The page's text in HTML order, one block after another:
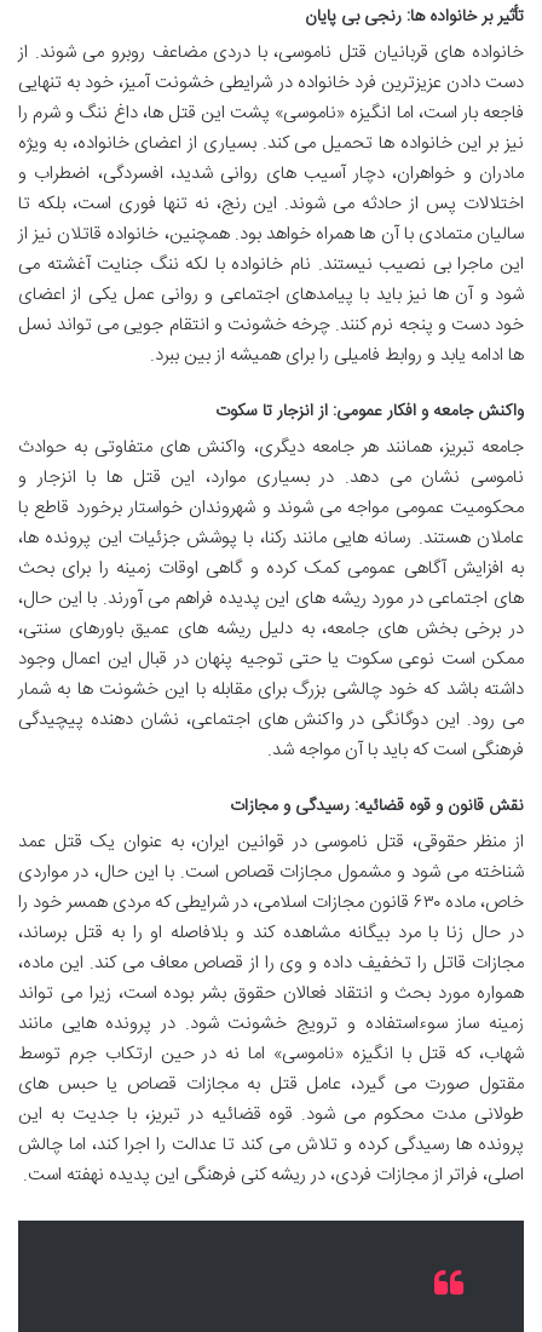
تأثیر بر خانواده ها: رنجی بی پایان
خانواده های قربانیان قتل ناموسی، با دردی مضاعف روبرو می شوند. از
دست دادن عزیزترین فرد خانواده در شرایطی خشونت آمیز، خود به تنهایی
فاجعه بار است، اما انگیزه «ناموسی» پشت این قتل ها، داغ ننگ و شرم را
نیز بر این خانواده ها تحمیل می کند. بسیاری از اعضای خانواده، به ویژه
مادران و خواهران، دچار آسیب های روانی شدید، افسردگی، اضطراب و
اختلالات پس از حادثه می شوند. این رنج، نه تنها فوری است، بلکه تا
سالیان متمادی با آن ها همراه خواهد بود. همچنین، خانواده قاتلان نیز از
این ماجرا بی نصیب نیستند. نام خانواده با لکه ننگ جنایت آغشته می
شود و آن ها نیز باید با پیامدهای اجتماعی و روانی عمل یکی از اعضای
خود دست و پنجه نرم کنند. چرخه خشونت و انتقام جویی می تواند نسل
ها ادامه یابد و روابط فامیلی را برای همیشه از بین ببرد.
واکنش جامعه و افکار عمومی: از انزجار تا سکوت
جامعه تبریز، همانند هر جامعه دیگری، واکنش های متفاوتی به حوادث
ناموسی نشان می دهد. در بسیاری موارد، این قتل ها با انزجار و
محکومیت عمومی مواجه می شوند و شهروندان خواستار برخورد قاطع با
عاملان هستند. رسانه هایی مانند رکنا، با پوشش جزئیات این پرونده ها،
به افزایش آگاهی عمومی کمک کرده و گاهی اوقات زمینه را برای بحث
های اجتماعی در مورد ریشه های این پدیده فراهم می آورند. با این حال،
در برخی بخش های جامعه، به دلیل ریشه های عمیق باورهای سنتی،
ممکن است نوعی سکوت یا حتی توجیه پنهان در قبال این اعمال وجود
داشته باشد که خود چالشی بزرگ برای مقابله با این خشونت ها به شمار
می رود. این دوگانگی در واکنش های اجتماعی، نشان دهنده پیچیدگی
فرهنگی است که باید با آن مواجه شد.
نقش قانون و قوه قضائیه: رسیدگی و مجازات
از منظر حقوقی، قتل ناموسی در قوانین ایران، به عنوان یک قتل عمد
شناخته می شود و مشمول مجازات قصاص است. با این حال، در مواردی
خاص، ماده ۶۳۰ قانون مجازات اسلامی، در شرایطی که مردی همسر خود را
در حال زنا با مرد بیگانه مشاهده کند و بلافاصله او را به قتل برساند،
مجازات قاتل را تخفیف داده و وی را از قصاص معاف می کند. این ماده،
همواره مورد بحث و انتقاد فعالان حقوق بشر بوده است، زیرا می تواند
زمینه ساز سوءاستفاده و ترویج خشونت شود. در پرونده هایی مانند
شهاب، که قتل با انگیزه «ناموسی» اما نه در حین ارتکاب جرم توسط
مقتول صورت می گیرد، عامل قتل به مجازات قصاص یا حبس های
طولانی مدت محکوم می شود. قوه قضائیه در تبریز، با جدیت به این
پرونده ها رسیدگی کرده و تلاش می کند تا عدالت را اجرا کند، اما چالش
اصلی، فراتر از مجازات فردی، در ریشه کنی فرهنگی این پدیده نهفته است.